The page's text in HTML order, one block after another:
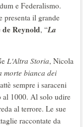
e Federalismo.
presenta il grande
de Reynold, “La
L'Altra Storia, Nicola
morte bianca dei
sempre i saraceni
al 1000. Al solo udire
al terrore. Le sue
raccontate da